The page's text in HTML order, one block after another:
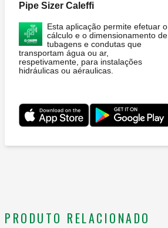
Pipe Sizer Caleffi
Esta aplicação permite efetuar o
cálculo e o dimensionamento de
tubagens e condutas que
transportam água ou ar,
respetivamente, para instalações
hidráulicas ou aéraulicas.
PRODUTO RELACIONADO